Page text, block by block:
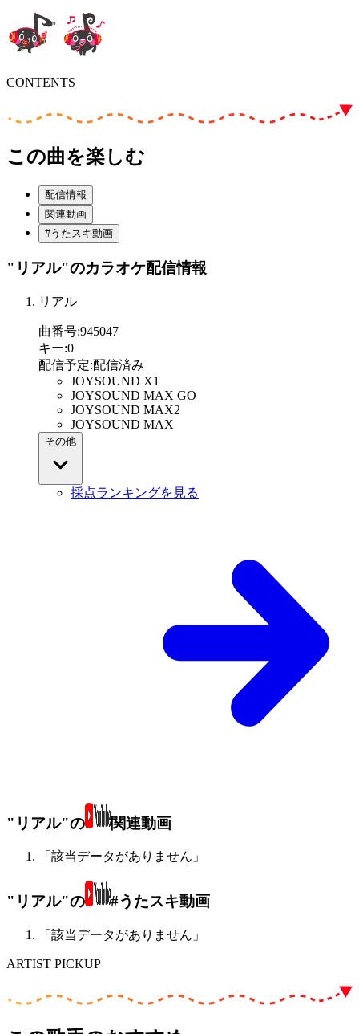
CONTENTS
この曲を楽しむ
配信情報
関連動画
#うたスキ動画
"リアル"のカラオケ配信情報
リアル
曲番号:945047
キー:0
配信予定:配信済み
JOYSOUND X1
JOYSOUND MAX GO
JOYSOUND MAX2
JOYSOUND MAX
その他
採点ランキングを見る
"リアル"の 関連動画
「該当データがありません」
"リアル"の #うたスキ動画
「該当データがありません」
ARTIST PICKUP